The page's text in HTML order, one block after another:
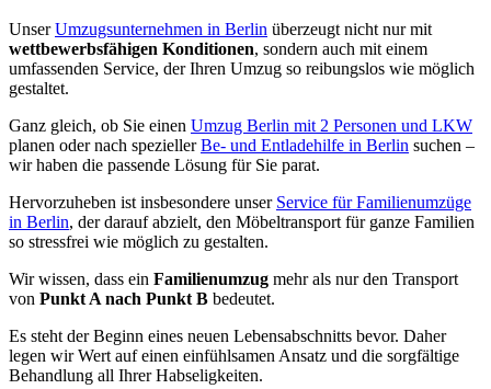
UnserUmzugsunternehmen in Berlin überzeugt nicht nur mit
wettbewerbsfähigen Konditionen, sondern auch mit einem
umfassenden Service, der Ihren Umzug so reibungslos wie möglich
gestaltet.
Ganz gleich, ob Sie einen Umzug Berlin mit 2 Personen und LKW
planen oder nach speziellerBe- und Entladehilfe in Berlin suchen –
wir haben die passende Lösung für Sie parat.
Hervorzuheben ist insbesondere unser Service für Familienumzüge
in Berlin, der darauf abzielt, den Möbeltransport für ganze Familien
so stressfrei wie möglich zu gestalten.
Wir wissen, dass ein Familienumzug mehr als nur den Transport
von Punkt A nach Punkt B bedeutet.
Es steht der Beginn eines neuen Lebensabschnitts bevor. Daher
legen wir Wert auf einen einfühlsamen Ansatz und die sorgfältige
Behandlung all Ihrer Habseligkeiten.